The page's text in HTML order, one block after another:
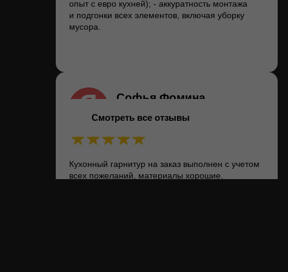
опыт с евро кухней); - аккуратность монтажа
и подгонки всех элементов, включая уборку
мусора.
Софья Фомина
Кухонный гарнитур на заказ выполнен с учетом
всех пожеланий, материалы хорошие.
13.06.2025 наЯндекс
Смотреть все отзывы